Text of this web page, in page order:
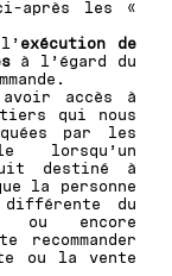
après les «
exécution de
à l’égard du
avoir accès à
tiers qui nous
par les
lorsqu’un
destiné à
la personne
du
ou encore
ou la vente